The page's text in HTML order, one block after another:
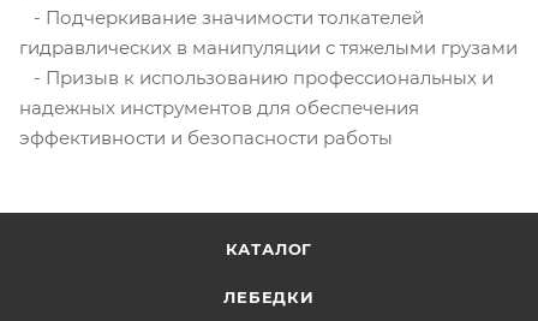
- Подчеркивание значимости толкателей
гидравлических в манипуляции с тяжелыми грузами
- Призыв к использованию профессиональных и
надежных инструментов для обеспечения
эффективности и безопасности работы
КАТАЛОГ
ЛЕБЕДКИ